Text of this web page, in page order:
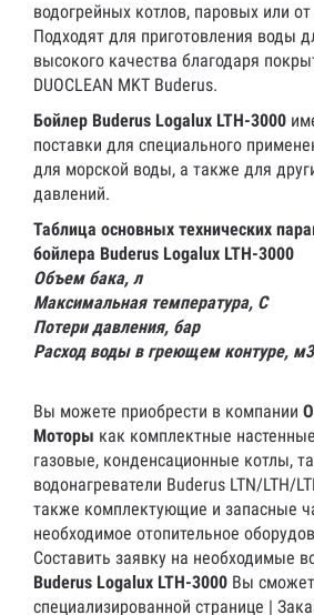
водогрейных котлов, паровых или
Подходят для приготовления воды
высокого качества благодаря
DUOCLEAN MKT Buderus.
Бойлер Buderus Logalux LTH-3000
поставки для специального
для морской воды, а также для
давлений.
Таблица основных технических
бойлера Buderus Logalux LTH-3000
Объем бака, л
Максимальная температура, С
Потери давления, бар
Расход воды в греющем контуре,
Вы можете приобрести в компании
Моторы как комплектные
газовые, конденсационные котлы,
водонагреватели Buderus LTN/LTH/
также комплектующие и запасные
необходимое отопительное
Составить заявку на необходимые
Buderus Logalux LTH-3000 Вы
специализированной странице |